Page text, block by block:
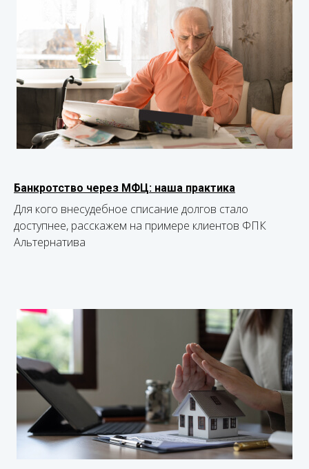
Банкротство через МФЦ: наша практика
Для кого внесудебное списание долгов стало
доступнее, расскажем на примере клиентов ФПК
Альтернатива